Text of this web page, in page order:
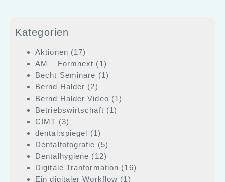
Kategorien
Aktionen (17)
AM – Formnext (1)
Becht Seminare (1)
Bernd Halder (2)
Bernd Halder Video (1)
Betriebswirtschaft (1)
CIMT (3)
dental:spiegel (1)
Dentalfotografie (5)
Dentalhygiene (12)
Digitale Tranformation (16)
Ein digitaler Workflow (1)